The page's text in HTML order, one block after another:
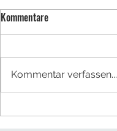
BUFDI werden
Kommentare
Kommentar verfassen...